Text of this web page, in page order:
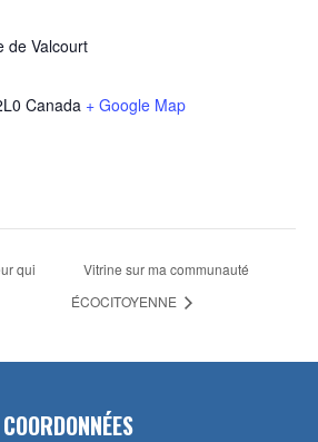
de Valcourt
Canada + Google Map
qui
Vitrine sur ma communauté
ÉCOCITOYENNE
COORDONNÉES